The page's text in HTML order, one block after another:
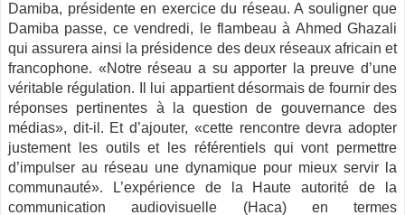
Damiba, présidente en exercice du réseau. A souligner que
Damiba passe, ce vendredi, le flambeau à Ahmed Ghazali
qui assurera ainsi la présidence des deux réseaux africain et
francophone. «Notre réseau a su apporter la preuve d’une
véritable régulation. Il lui appartient désormais de fournir des
réponses pertinentes à la question de gouvernance des
médias», dit-il. Et d’ajouter, «cette rencontre devra adopter
justement les outils et les référentiels qui vont permettre
d’impulser au réseau une dynamique pour mieux servir la
communauté». L’expérience de la Haute autorité de la
communication audiovisuelle (Haca) en termes